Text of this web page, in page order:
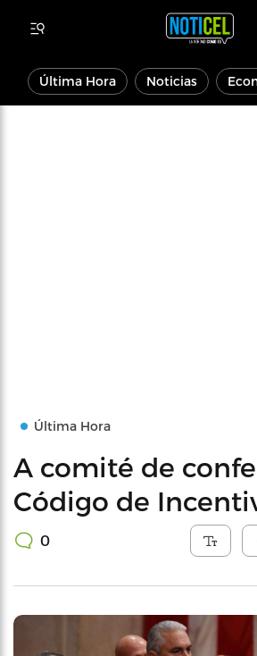
Última Hora Noticias
Última Hora
A comité de
Código de
0